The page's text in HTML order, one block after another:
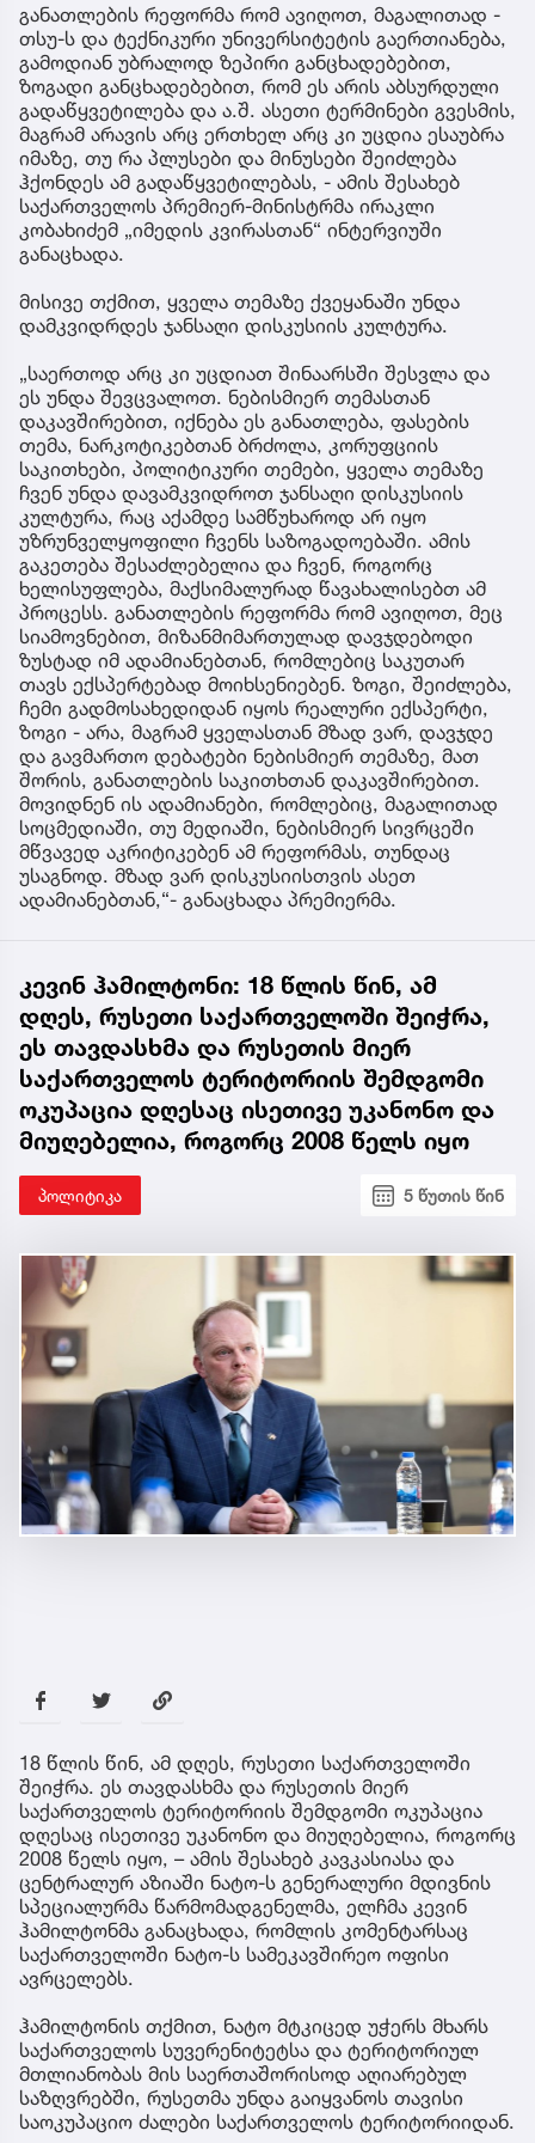
განათლების რეფორმა რომ ავიღოთ, მაგალითად -
თსუ-ს და ტექნიკური უნივერსიტეტის გაერთიანება,
გამოდიან უბრალოდ ზეპირი განცხადებებით,
ზოგადი განცხადებებით, რომ ეს არის აბსურდული
გადაწყვეტილება და ა.შ. ასეთი ტერმინები გვესმის,
მაგრამ არავის არც ერთხელ არც კი უცდია ესაუბრა
იმაზე, თუ რა პლუსები და მინუსები შეიძლება
ჰქონდეს ამ გადაწყვეტილებას, - ამის შესახებ
საქართველოს პრემიერ-მინისტრმა ირაკლი
კობახიძემ „იმედის კვირასთან“ ინტერვიუში
განაცხადა.
მისივე თქმით, ყველა თემაზე ქვეყანაში უნდა
დამკვიდრდეს ჯანსაღი დისკუსიის კულტურა.
„საერთოდ არც კი უცდიათ შინაარსში შესვლა და
ეს უნდა შევცვალოთ. ნებისმიერ თემასთან
დაკავშირებით, იქნება ეს განათლება, ფასების
თემა, ნარკოტიკებთან ბრძოლა, კორუფციის
საკითხები, პოლიტიკური თემები, ყველა თემაზე
ჩვენ უნდა დავამკვიდროთ ჯანსაღი დისკუსიის
კულტურა, რაც აქამდე სამწუხაროდ არ იყო
უზრუნველყოფილი ჩვენს საზოგადოებაში. ამის
გაკეთება შესაძლებელია და ჩვენ, როგორც
ხელისუფლება, მაქსიმალურად წავახალისებთ ამ
პროცესს. განათლების რეფორმა რომ ავიღოთ, მეც
სიამოვნებით, მიზანმიმართულად დავჯდებოდი
ზუსტად იმ ადამიანებთან, რომლებიც საკუთარ
თავს ექსპერტებად მოიხსენიებენ. ზოგი, შეიძლება,
ჩემი გადმოსახედიდან იყოს რეალური ექსპერტი,
ზოგი - არა, მაგრამ ყველასთან მზად ვარ, დავჯდე
და გავმართო დებატები ნებისმიერ თემაზე, მათ
შორის, განათლების საკითხთან დაკავშირებით.
მოვიდნენ ის ადამიანები, რომლებიც, მაგალითად
სოცმედიაში, თუ მედიაში, ნებისმიერ სივრცეში
მწვავედ აკრიტიკებენ ამ რეფორმას, თუნდაც
უსაგნოდ. მზად ვარ დისკუსიისთვის ასეთ
ადამიანებთან,“- განაცხადა პრემიერმა.
კევინ ჰამილტონი: 18 წლის წინ, ამ
დღეს, რუსეთი საქართველოში შეიჭრა,
ეს თავდასხმა და რუსეთის მიერ
საქართველოს ტერიტორიის შემდგომი
ოკუპაცია დღესაც ისეთივე უკანონო და
მიუღებელია, როგორც 2008 წელს იყო
პოლიტიკა 5 წუთის წინ
18 წლის წინ, ამ დღეს, რუსეთი საქართველოში
შეიჭრა. ეს თავდასხმა და რუსეთის მიერ
საქართველოს ტერიტორიის შემდგომი ოკუპაცია
დღესაც ისეთივე უკანონო და მიუღებელია, როგორც
2008 წელს იყო, – ამის შესახებ კავკასიასა და
ცენტრალურ აზიაში ნატო-ს გენერალური მდივნის
სპეციალურმა წარმომადგენელმა, ელჩმა კევინ
ჰამილტონმა განაცხადა, რომლის კომენტარსაც
საქართველოში ნატო-ს სამეკავშირეო ოფისი
ავრცელებს.
ჰამილტონის თქმით, ნატო მტკიცედ უჭერს მხარს
საქართველოს სუვერენიტეტსა და ტერიტორიულ
მთლიანობას მის საერთაშორისოდ აღიარებულ
საზღვრებში, რუსეთმა უნდა გაიყვანოს თავისი
საოკუპაციო ძალები საქართველოს ტერიტორიიდან.